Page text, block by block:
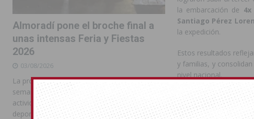
la embarcación de
Santiago Pérez
la expedición.
Estos resultados
y familias, y
nivel nacional.
Compártelo:
Almoradí pone el broche final a
unas intensas Feria y Fiestas
2026
03/08/2026
La programación reunió durante más de una
semana actos institucionales, conciertos,
actividades familiares, competiciones
deportivas y las celebraciones de Moros y